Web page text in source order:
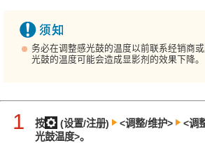
务必在调整感光鼓的温度以前联系经销商
光鼓的温度可能会造成显影剂的效果下降。
1 按 (设置/注册) <调整/维护> <调
光鼓温度>。